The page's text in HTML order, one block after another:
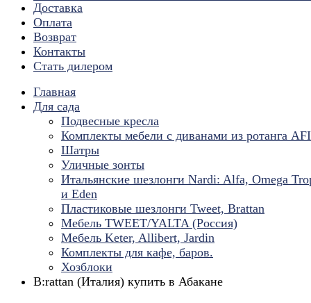
Доставка
Оплата
Возврат
Контакты
Стать дилером
Главная
Для сада
Подвесные кресла
Комплекты мебели с диванами из ротанга
Шатры
Уличные зонты
Итальянские шезлонги Nardi: Alfa, Omega
и Eden
Пластиковые шезлонги Tweet, Brattan
Мебель TWEET/YALTA (Россия)
Мебель Keter, Allibert, Jardin
Комплекты для кафе, баров.
Хозблоки
B:rattan (Италия) купить в Абакане